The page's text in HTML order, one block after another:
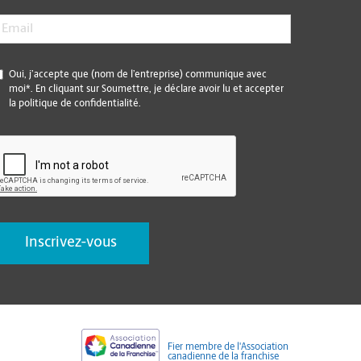
Oui, j’accepte que (nom de l’entreprise) communique avec
moi*. En cliquant sur Soumettre, je déclare avoir lu et accepter
la politique de confidentialité.
Fier membre de l'Association
canadienne de la franchise